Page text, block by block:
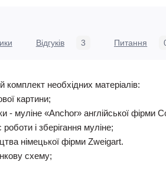
Відгуків 3 Питання
необхідних матеріалів:
картини;
- муліне «Anchor» англійської
і зберігання муліне;
німецької фірми Zweigart.
схему;